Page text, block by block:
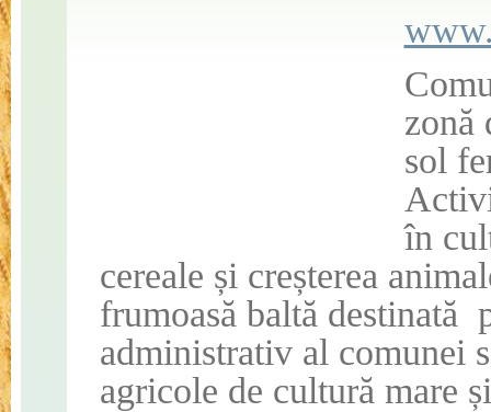
zonă
sol
în
cereale și creșterea
frumoasă baltă destinată
administrativ al comunei
agricole de cultură mare